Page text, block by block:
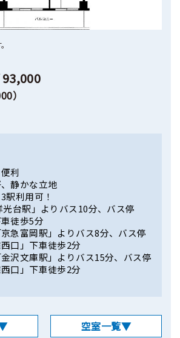
）
利
静かな立地
利用可！
台駅」よりバス10分、バス停
車徒歩5分
急富岡駅」よりバス8分、バス停
西口」下車徒歩2分
沢文庫駅」よりバス15分、バス停
西口」下車徒歩2分
空室一覧▼